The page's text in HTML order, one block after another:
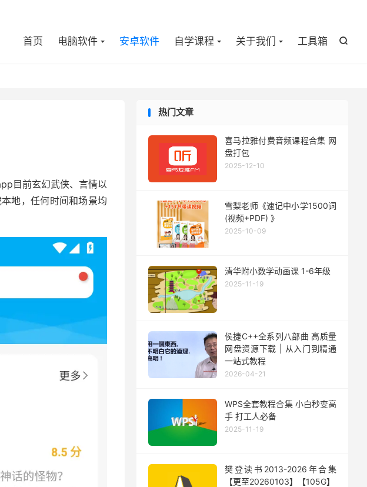

首页 电脑软件 安卓软件 自学课程 关于我们 工具箱
目前玄幻武侠、言情以
地，任何时间和场景均
热门文章
喜马拉雅付费音频课程合集 网
盘打包
2025-12-10
雪梨老师《速记中小学1500词
(视频+PDF) 》
2025-10-09
清华附小数学动画课 1-6年级
2025-11-19
侯捷C++全系列八部曲 高质量
网盘资源下载 | 从入门到精通
一站式教程
2026-04-21
WPS全套教程合集 小白秒变高
手 打工人必备
2025-11-19
樊登读书2013-2026年合集
【更至20260103】【105G】